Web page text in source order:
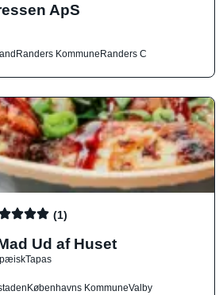
ApS
Randers KommuneRanders C
(1)
Ud af Huset
Tapas
Københavns KommuneValby